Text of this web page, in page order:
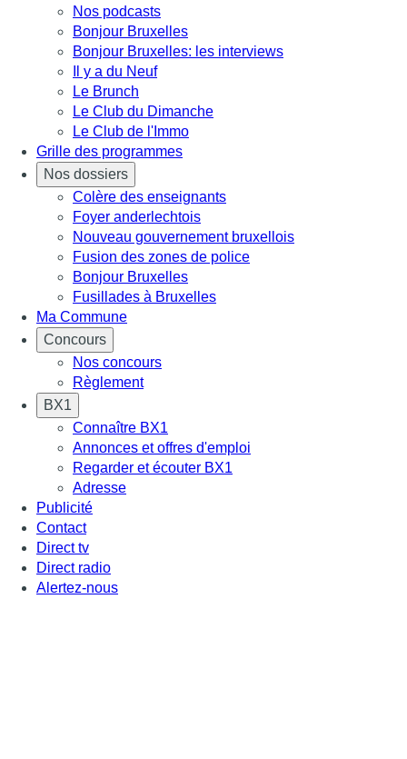
Nos podcasts
Bonjour Bruxelles
Bonjour Bruxelles: les interviews
Il y a du Neuf
Le Brunch
Le Club du Dimanche
Le Club de l'Immo
Grille des programmes
Nos dossiers
Colère des enseignants
Foyer anderlechtois
Nouveau gouvernement bruxellois
Fusion des zones de police
Bonjour Bruxelles
Fusillades à Bruxelles
Ma Commune
Concours
Nos concours
Règlement
BX1
Connaître BX1
Annonces et offres d'emploi
Regarder et écouter BX1
Adresse
Publicité
Contact
Direct tv
Direct radio
Alertez-nous